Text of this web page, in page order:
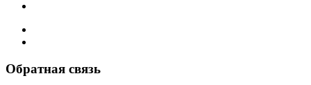
Обратная связь